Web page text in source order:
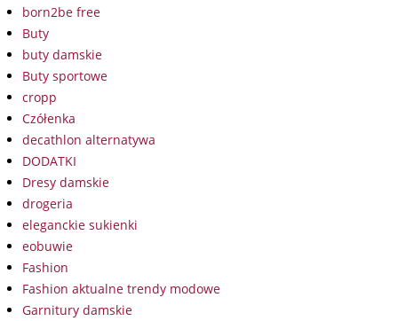
born2be free
Buty
buty damskie
Buty sportowe
cropp
Czółenka
decathlon alternatywa
DODATKI
Dresy damskie
drogeria
eleganckie sukienki
eobuwie
Fashion
Fashion aktualne trendy modowe
Garnitury damskie